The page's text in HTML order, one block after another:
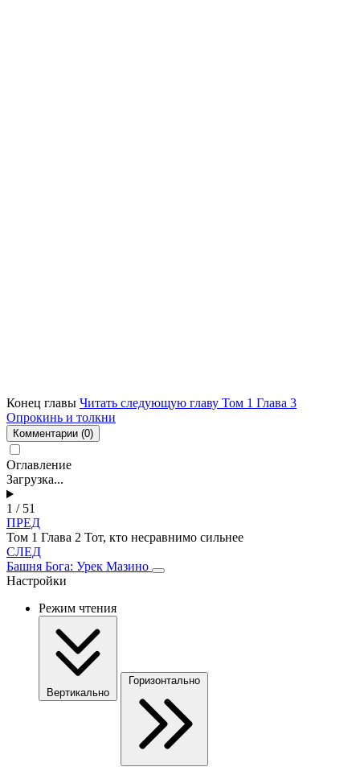
Конец главы Читать следующую главу Том 1 Глава 3
Опрокинь и толкни
Комментарии (0)
Оглавление
Загрузка...
1 / 51
ПРЕД
Том 1 Глава 2 Тот, кто несравнимо сильнее
СЛЕД
Башня Бога: Урек Мазино
Настройки
Режим чтения
Вертикально
Горизонтально